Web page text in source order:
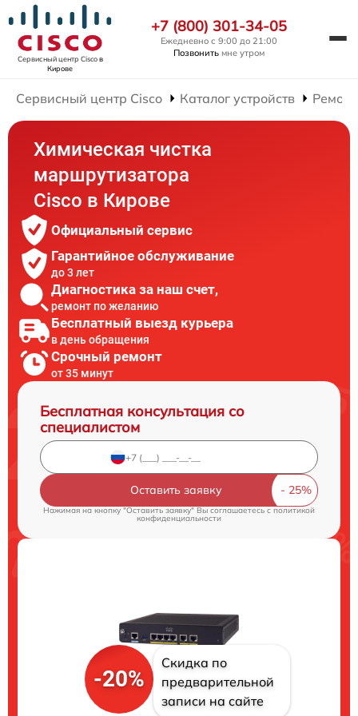
Сервисный центр Ciscoв
Кирове
+7 (800) 301-34-05
Ежедневно с 9:00 до 21:00
Позвонить мне утром
Сервисный центр Cisco Каталог устройств
Химическая чистка
маршрутизатора
Cisco в Кирове
Официальный сервис
Гарантийное обслуживание
до 3 лет
Диагностика за наш счет,
ремонт по желанию
Бесплатный выезд курьера
в день обращения
Срочный ремонт
от 35 минут
Бесплатная консультация со
специалистом
Оставить заявку
Нажимая на кнопку "Оставить заявку" Вы соглашаетесь cполитикой
конфиденциальности
-20%
Скидка по
предварительной
записи на сайте